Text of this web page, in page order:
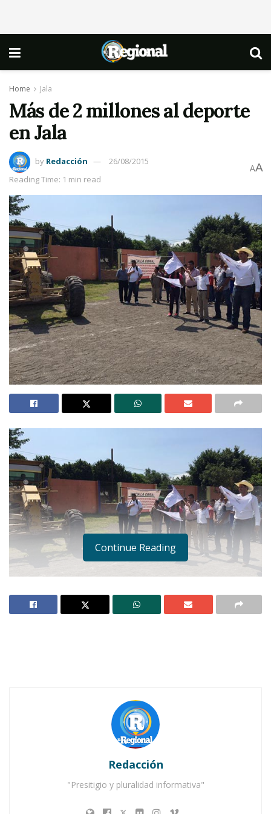
Home Jala
Más de 2 millones al deporte
en Jala
by Redacción
26/08/2015
Reading Time: 1 min read
AA
existe en El Llanito de Jomulco.
Este martes el presidente municipal,
Mario Villarreal, dio el banderazo para la
construcción de una cancha de fútbol rápido
Continue Reading
Redacción
"Presitigio y pluralidad informativa"